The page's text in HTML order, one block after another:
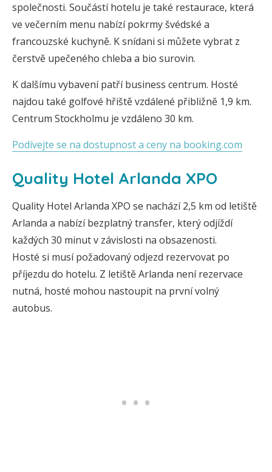
společnosti. Součástí hotelu je také restaurace, která
ve večerním menu nabízí pokrmy švédské a
francouzské kuchyně. K snídani si můžete vybrat z
čerstvě upečeného chleba a bio surovin.
K dalšímu vybavení patří business centrum. Hosté
najdou také golfové hřiště vzdálené přibližně 1,9 km.
Centrum Stockholmu je vzdáleno 30 km.
Podívejte se na dostupnost a ceny na booking.com
Quality Hotel Arlanda XPO
Quality Hotel Arlanda XPO se nachází 2,5 km od letiště
Arlanda a nabízí bezplatný transfer, který odjíždí
každých 30 minut v závislosti na obsazenosti.
Hosté si musí požadovaný odjezd rezervovat po
příjezdu do hotelu. Z letiště Arlanda není rezervace
nutná, hosté mohou nastoupit na první volný
autobus.